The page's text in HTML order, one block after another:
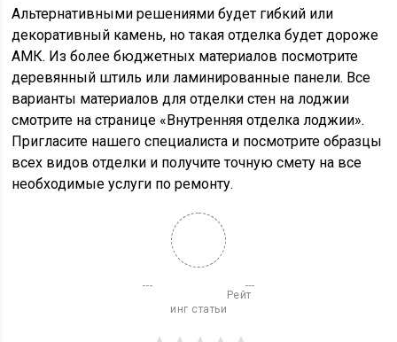
Альтернативными решениями будет гибкий или
декоративный камень, но такая отделка будет дороже
АМК. Из более бюджетных материалов посмотрите
деревянный штиль или ламинированные панели. Все
варианты материалов для отделки стен на лоджии
смотрите на странице «Внутренняя отделка лоджии».
Пригласите нашего специалиста и посмотрите образцы
всех видов отделки и получите точную смету на все
необходимые услуги по ремонту.
инг статьи